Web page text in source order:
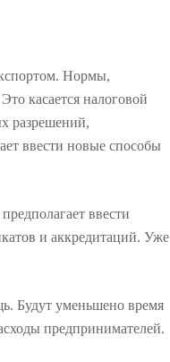
Нормы,
касается налоговой
разрешений,
ввести новые способы
ввести
и аккредитаций. Уже
Будут уменьшено время
предпринимателей.